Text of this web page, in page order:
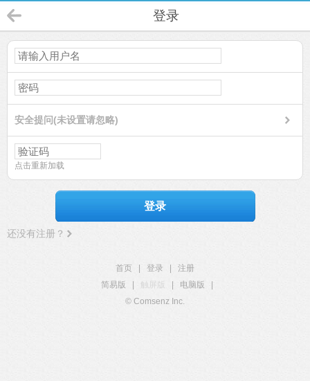
登录
安全提问(未设置请忽略)
点击重新加载
登录
还没有注册？
首页 登录
注册
简易版
触屏版 电脑版
© Comsenz Inc.